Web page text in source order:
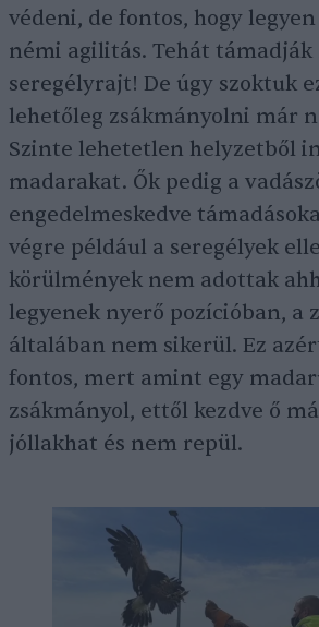
védeni, de fontos, hogy
némi agilitás. Tehát támadják
seregélyrajt! De úgy szoktuk
lehetőleg zsákmányolni már
Szinte lehetetlen helyzetből
madarakat. Ők pedig a
engedelmeskedve
végre például a seregélyek
körülmények nem adottak
legyenek nyerő pozícióban, a
általában nem sikerül. Ez
fontos, mert amint egy
zsákmányol, ettől kezdve ő
jóllakhat és nem repül.